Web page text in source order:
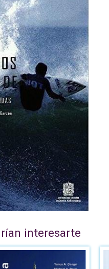
interesarte